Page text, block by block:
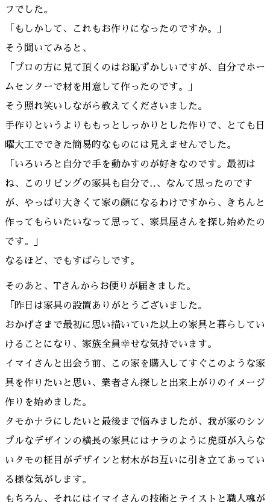
フでした。
「もしかして、これもお作りになったのですか。」
そう聞いてみると、
「プロの方に見て頂くのはお恥ずかしいですが、自分でホー
ムセンターで材を用意して作ったのです。」
そう照れ笑いしながら教えてくださいました。
手作りというよりももっとしっかりとした作りで、とても日
曜大工でできた簡易的なものには見えませんでした。
「いろいろと自分で手を動かすのが好きなのです。最初は
ね、このリビングの家具も自分で‥、なんて思ったのです
が、やっぱり大きくて家の顔になるわけですから、きちんと
作ってもらいたいなって思って、家具屋さんを探し始めたの
です。」
なるほど、でもすばらしです。
そのあと、Tさんからお便りが届きました。
「昨日は家具の設置ありがとうございました。
おかげさまで最初に思い描いていた以上の家具と暮らしてい
けることになり、家族全員幸せな気持でいます。
イマイさんと出会う前、この家を購入してすぐこのような家
具を作りたいと思い、業者さん探しと出来上がりのイメージ
作りを始めました。
タモかナラにしたいと最後まで悩みましたが、我が家のシン
プルなデザインの横長の家具にはナラのように虎斑が入らな
いタモの柾目がデザインと材木がお互いに引き立てあってい
る様な気がします。
もちろん、それにはイマイさんの技術とテイストと職人魂が